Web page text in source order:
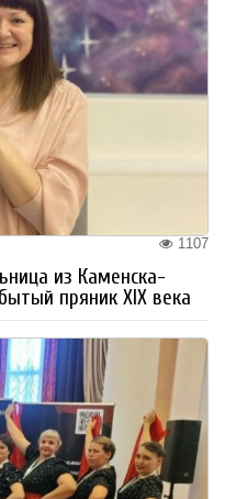
1107
из Каменска-
пряник XIX века